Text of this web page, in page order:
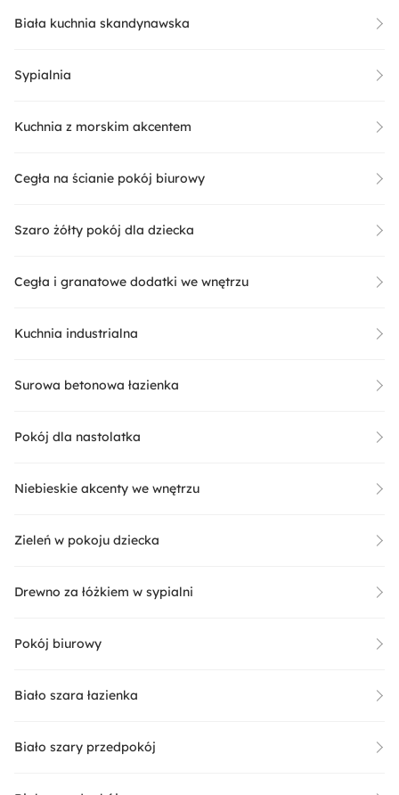
Biała kuchnia skandynawska
Sypialnia
Kuchnia z morskim akcentem
Cegła na ścianie pokój biurowy
Szaro żółty pokój dla dziecka
Cegła i granatowe dodatki we wnętrzu
Kuchnia industrialna
Surowa betonowa łazienka
Pokój dla nastolatka
Niebieskie akcenty we wnętrzu
Zieleń w pokoju dziecka
Drewno za łóżkiem w sypialni
Pokój biurowy
Biało szara łazienka
Biało szary przedpokój